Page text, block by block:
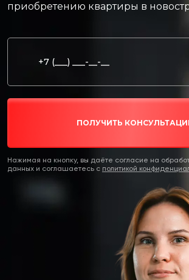
приобретению квартиры в
ПОЛУЧИТЬ
Нажимая на кнопку, вы даёте согласие на
данных и соглашаетесь c политикой